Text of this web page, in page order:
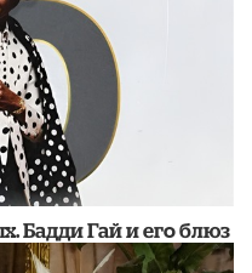
Бадди Гай и его блюз